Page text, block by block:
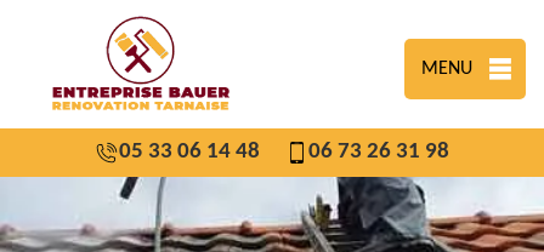
MENU
05 33 06 14 48 06 73 26 31 98